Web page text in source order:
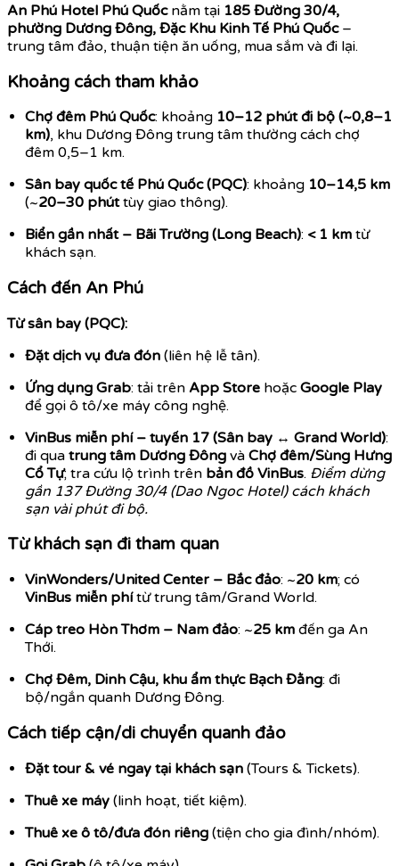
An Phú Hotel Phú Quốcnằm tại 185 Đường 30/4,
phường Dương Đông, Đặc Khu Kinh Tế Phú Quốc–
trung tâm đảo, thuận tiện ăn uống, mua sắm và đi lại.
Khoảng cách tham khảo
Chợ đêm Phú Quốc: khoảng 10–12 phút đi bộ (~0,8–1
km), khu Dương Đông trung tâm thường cách chợ
đêm 0,5–1 km.
Sân bay quốc tế Phú Quốc (PQC): khoảng 10–14,5 km
(~20–30 phúttùy giao thông).
Biển gần nhất – Bãi Trường (Long Beach): < 1 km từ
khách sạn.
Cách đến An Phú
Từ sân bay (PQC):
Đặt dịch vụ đưa đón (liên hệ lễ tân).
Ứng dụng Grab: tải trên App Store hoặc Google Play
để gọi ô tô/xe máy công nghệ.
VinBus miễn phí – tuyến 17 (Sân bay ↔ Grand World):
đi qua trung tâm Dương Đông và Chợ đêm/Sùng Hưng
Cổ Tự; tra cứu lộ trình trên bản đồ VinBus. Điểm dừng
gần 137 Đường 30/4 (Dao Ngoc Hotel) cách khách
sạn vài phút đi bộ.
Từ khách sạn đi tham quan
VinWonders/United Center – Bắc đảo: ~20 km; có
VinBus miễn phítừ trung tâm/Grand World.
Cáp treo Hòn Thơm – Nam đảo: ~25 km đến ga An
Thới.
Chợ Đêm, Dinh Cậu, khu ẩm thực Bạch Đằng: đi
bộ/ngắn quanh Dương Đông.
Cách tiếp cận/di chuyển quanh đảo
Đặt tour & vé ngay tại khách sạn (Tours & Tickets).
Thuê xe máy (linh hoạt, tiết kiệm).
Thuê xe ô tô/đưa đón riêng (tiện cho gia đình/nhóm).